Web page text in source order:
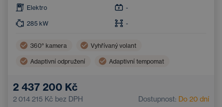
Elektro -
285 kW -
360° kamera Vyhřívaný volant
Adaptivní odpružení Adaptivní tempomat
Tažné zařízení
2 437 200 Kč
2 014 215 Kč bez DPH Dostupnost: Do 20 dní